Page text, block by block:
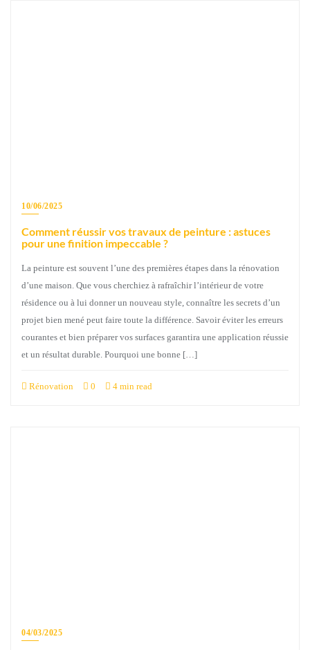
10/06/2025
Comment réussir vos travaux de peinture : astuces
pour une finition impeccable ?
La peinture est souvent l’une des premières étapes dans la rénovation
d’une maison. Que vous cherchiez à rafraîchir l’intérieur de votre
résidence ou à lui donner un nouveau style, connaître les secrets d’un
projet bien mené peut faire toute la différence. Savoir éviter les erreurs
courantes et bien préparer vos surfaces garantira une application réussie
et un résultat durable. Pourquoi une bonne […]
Rénovation 0 4 min read
04/03/2025